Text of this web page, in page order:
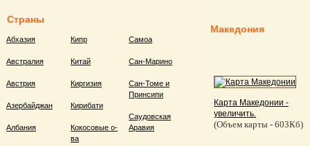
Страны
Абхазия
Австралия
Австрия
Азербайджан
Албания
Кипр
Китай
Киргизия
Кирибати
Кокосовые о-
ва
Самоа
Сан-Марино
Сан-Томе и
Принсипи
Саудовская
Аравия
Македония
Карта Македонии -
увеличить.
(Объем карты - 603Кб)